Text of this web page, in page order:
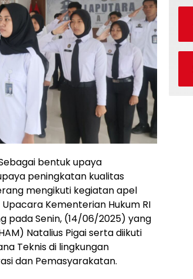
bentuk upaya
peningkatan kualitas
mengikuti kegiatan apel
Kementerian Hukum RI
pada Senin, (14/06/2025) yang
Natalius Pigai serta diikuti
Teknis di lingkungan
dan Pemasyarakatan.